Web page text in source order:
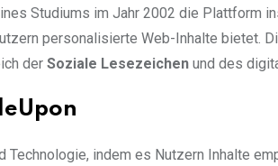
Studiums im Jahr 2002 die Plattform
personalisierte Web-Inhalte bietet.
der Soziale Lesezeichen und des
indem es Nutzern Inhalte